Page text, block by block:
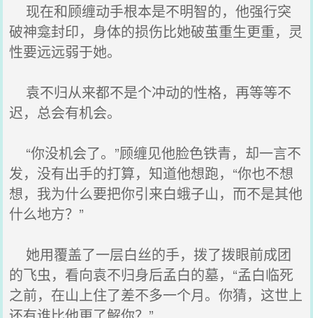
现在和顾缠动手根本是不明智的，他强行突
破神龛封印，身体的损伤比她破茧重生更重，灵
性要远远弱于她。
袁不归从来都不是个冲动的性格，再等等不
迟，总会有机会。
“你没机会了。”顾缠见他脸色铁青，却一言不
发，没有出手的打算，知道他想跑，“你也不想
想，我为什么要把你引来白蛾子山，而不是其他
什么地方？”
她用覆盖了一层白丝的手，拨了拨眼前成团
的飞虫，看向袁不归身后孟白的墓，“孟白临死
之前，在山上住了差不多一个月。你猜，这世上